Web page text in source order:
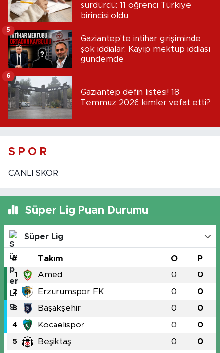
sürdürdü: 11 öğrenci Türkiye
birincisi oldu
Gaziantep'te intihar girişiminde
şok iddialar: Kayıp mektup iddiası
gündemde
5
Gaziantep defin listesi! 18
Temmuz 2026 kimler vefat etti?
6
S P O R
CANLI SKOR
Süper Lig Puan Durumu
Süper Lig
# Takım O P
1 Amed 0 0
2 Erzurumspor FK 0 0
3 Başakşehir 0 0
4 Kocaelispor 0 0
5 Beşiktaş 0 0